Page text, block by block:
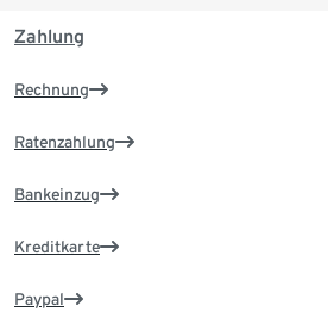
Zahlung
Rechnung
Ratenzahlung
Bankeinzug
Kreditkarte
Paypal